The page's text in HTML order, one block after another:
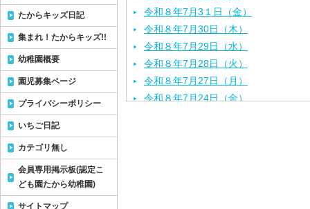
令和８年7月3１日（金）
令和８年7月30日（木）
令和８年7月29日（水）
令和８年7月28日（火）
令和８年7月27日（月）
令和８年7月24日（金）
たからキッズ日記
集まれ！たからキッズ!!
幼稚園概要
園児募集ページ
プライバシーポリシー
いちご日記
カテゴリ無し
会員専用掲示板(認定こ
ども園たから幼稚園)
サイトマップ